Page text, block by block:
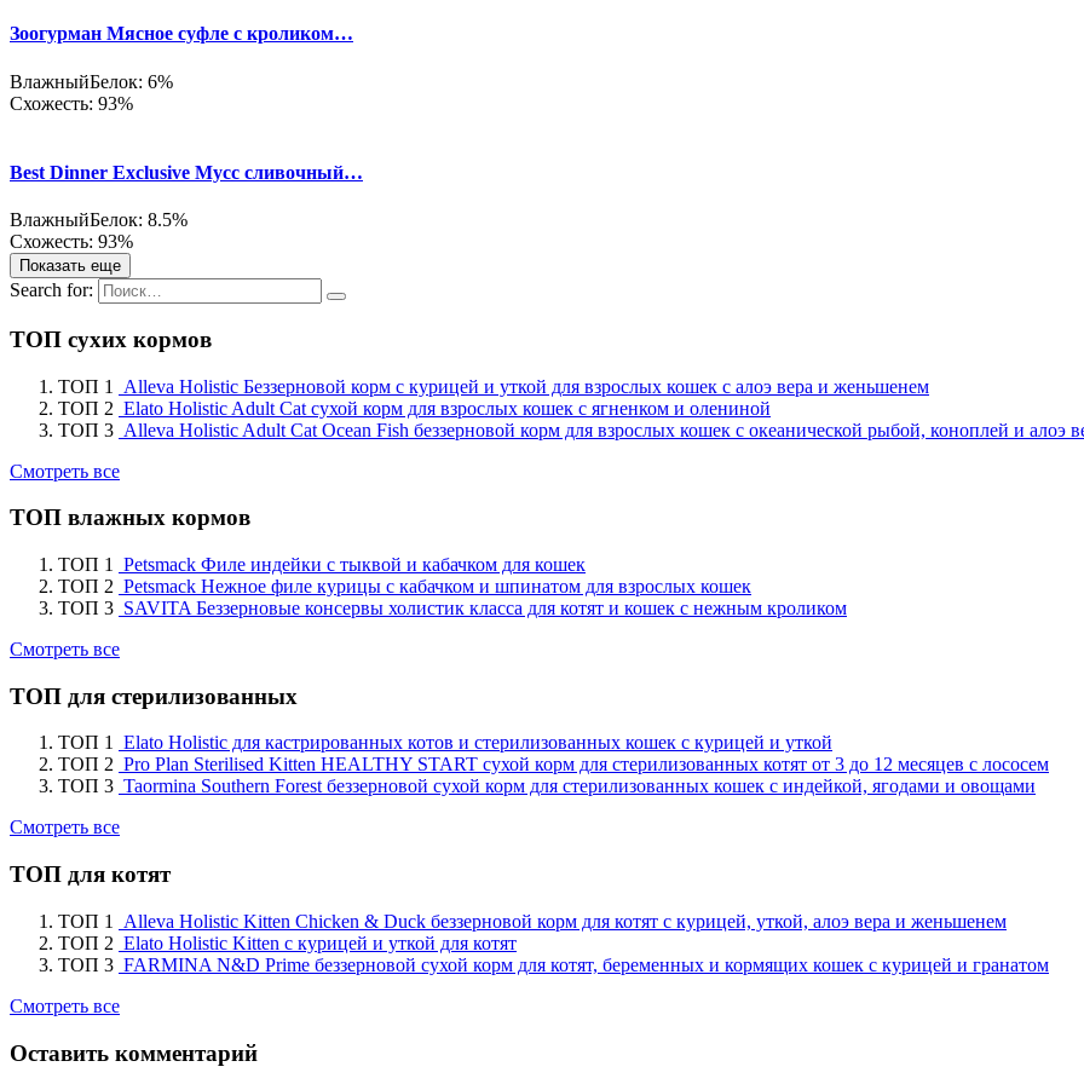
Зоогурман Мясное суфле с кроликом…
ВлажныйБелок: 6%
Схожесть: 93%
Best Dinner Exclusive Мусс сливочный…
ВлажныйБелок: 8.5%
Схожесть: 93%
Показать еще
Search for:
ТОП сухих кормов
ТОП 1
Alleva Holistic Беззерновой корм с курицей и уткой для взрослых кошек с алоэ вера и женьшенем
ТОП 2 Elato Holistic Adult Cat сухой корм для взрослых кошек с ягненком и олениной
ТОП 3 Alleva Holistic Adult Cat Ocean Fish беззерновой корм для взрослых кошек с океанической рыбой, коноплей и алоэ
Смотреть все
ТОП влажных кормов
ТОП 1
Petsmack Филе индейки с тыквой и кабачком для кошек
ТОП 2 Petsmack Нежное филе курицы с кабачком и шпинатом для взрослых кошек
ТОП 3 SAVITA Беззерновые консервы холистик класса для котят и кошек с нежным кроликом
Смотреть все
ТОП для стерилизованных
ТОП 1 Elato Holistic для кастрированных котов и стерилизованных кошек с курицей и уткой
ТОП 2 Pro Plan Sterilised Kitten HEALTHY START сухой корм для стерилизованных котят от 3 до 12 месяцев с лососем
ТОП 3 Taormina Southern Forest беззерновой сухой корм для стерилизованных кошек с индейкой, ягодами и овощами
Смотреть все
ТОП для котят
ТОП 1
Alleva Holistic Kitten Chicken & Duck беззерновой корм для котят с курицей, уткой, алоэ вера и женьшенем
ТОП 2 Elato Holistic Kitten с курицей и уткой для котят
ТОП 3 FARMINA N&D Prime беззерновой сухой корм для котят, беременных и кормящих кошек с курицей и гранатом
Смотреть все
Оставить комментарий